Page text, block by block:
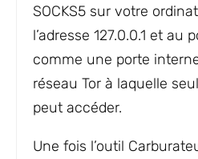
SOCKS5 sur votre
l’adresse 127.0.0.1 et au
comme une porte
réseau Tor à laquelle
peut accéder.
Une fois l’outil